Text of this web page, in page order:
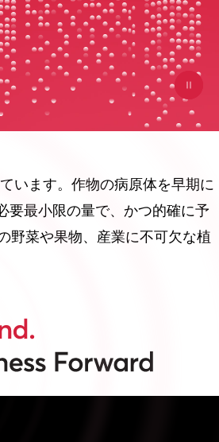
います。作物の病原体を早期に
要最小限の量で、かつ的確に予
野菜や果物、産業に不可欠な植